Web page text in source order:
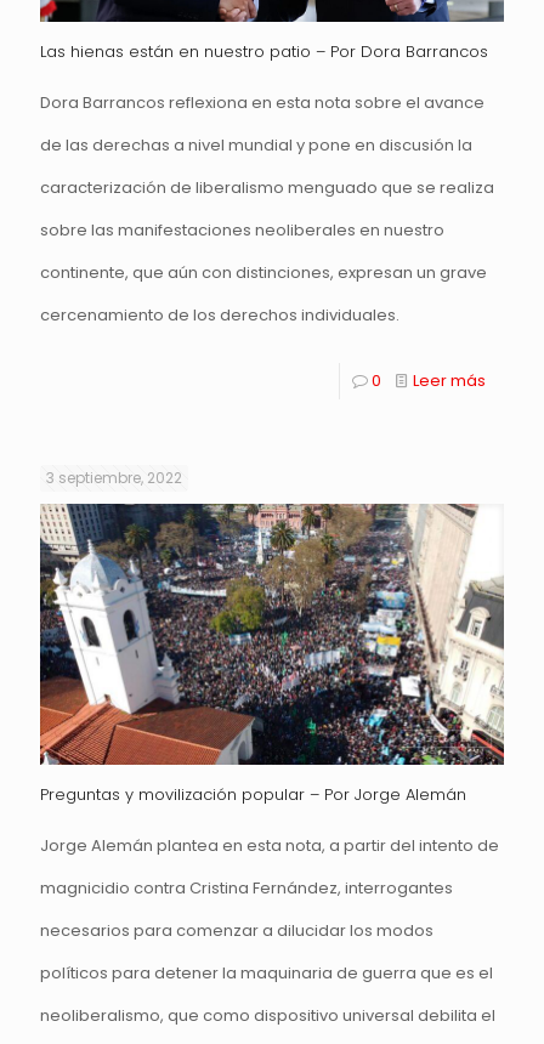
Las hienas están en nuestro patio – Por Dora Barrancos
Dora Barrancos reflexiona en esta nota sobre el avance
de las derechas a nivel mundial y pone en discusión la
caracterización de liberalismo menguado que se realiza
sobre las manifestaciones neoliberales en nuestro
continente, que aún con distinciones, expresan un grave
cercenamiento de los derechos individuales.
0 Leer más
3 septiembre, 2022
Preguntas y movilización popular – Por Jorge Alemán
Jorge Alemán plantea en esta nota, a partir del intento de
magnicidio contra Cristina Fernández, interrogantes
necesarios para comenzar a dilucidar los modos
políticos para detener la maquinaria de guerra que es el
neoliberalismo, que como dispositivo universal debilita el